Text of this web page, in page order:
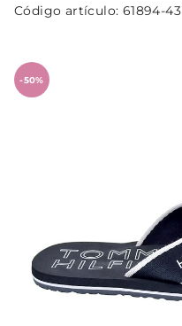
Código artículo: 61894-43
-50%